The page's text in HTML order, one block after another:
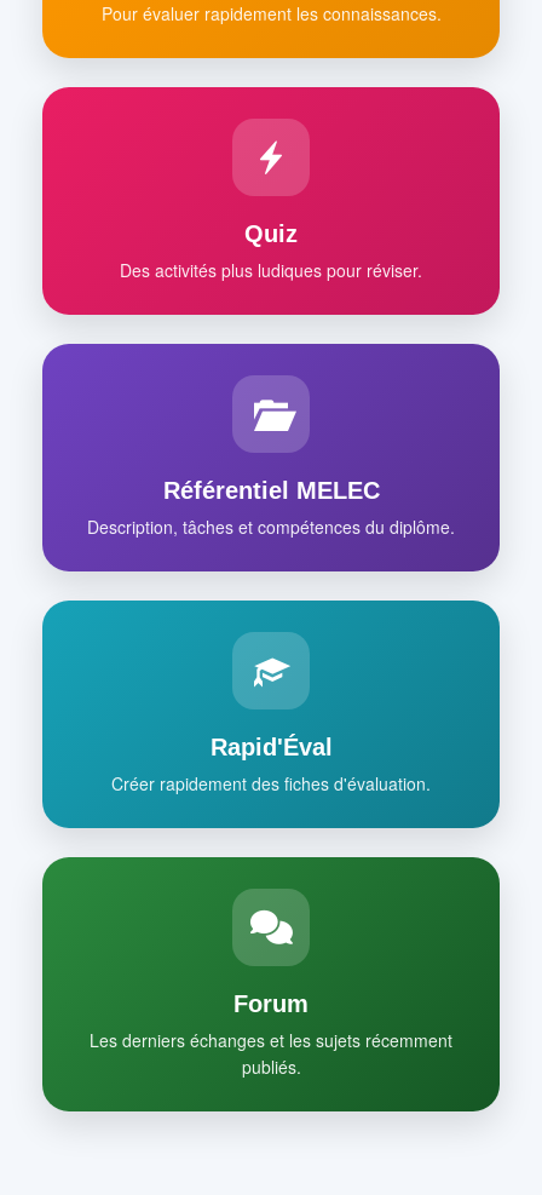
Pour évaluer rapidement les connaissances.
Quiz
Des activités plus ludiques pour réviser.
Référentiel MELEC
Description, tâches et compétences du diplôme.
Rapid'Éval
Créer rapidement des fiches d'évaluation.
Forum
Les derniers échanges et les sujets récemment
publiés.